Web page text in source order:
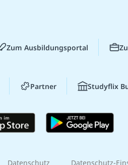
Zum Ausbildungsportal
Partner Studyflix
Datenschutz Datenschutz-